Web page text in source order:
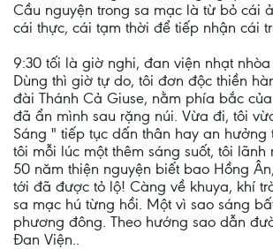
Cầu nguyện trong sa mạc là từ bỏ cái
cái thực, cái tạm thời để tiếp nhận cái
9:30 tối là giờ nghi, đan viện nhạt
Dùng thì giờ tự do, tôi đơn độc thiền
đài Thánh Cả Giuse, nằm phía bắc
đã ẩn mình sau rặng núi. Vừa đi, tôi
Sáng " tiếp tục dấn thân hay an hưởng
tôi mỗi lúc một thêm sáng suốt, tôi lãnh
50 năm thiện nguyện biết bao Hồng
tới đã được tỏ lộ! Càng về khuya, khí
sa mạc hú từng hồi. Một vì sao sáng
phương đông. Theo hướng sao dẫn
Đan Viện..